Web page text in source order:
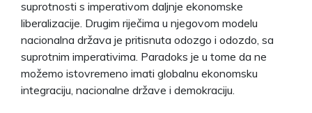
suprotnosti s imperativom daljnje ekonomske
liberalizacije. Drugim riječima u njegovom modelu
nacionalna država je pritisnuta odozgo i odozdo, sa
suprotnim imperativima. Paradoks je u tome da ne
možemo istovremeno imati globalnu ekonomsku
integraciju, nacionalne države i demokraciju.